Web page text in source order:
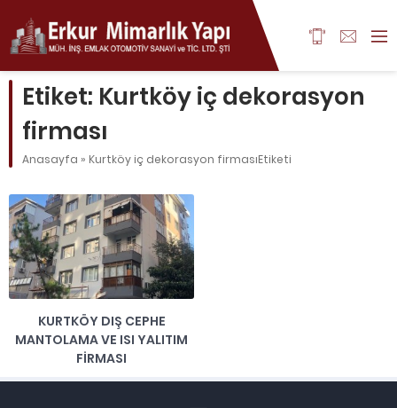
Etiket: Kurtköy iç dekorasyon
firması
Anasayfa » Kurtköy iç dekorasyon firmasıEtiketi
KURTKÖY DIŞ CEPHE
MANTOLAMA VE ISI YALITIM
FIRMASI